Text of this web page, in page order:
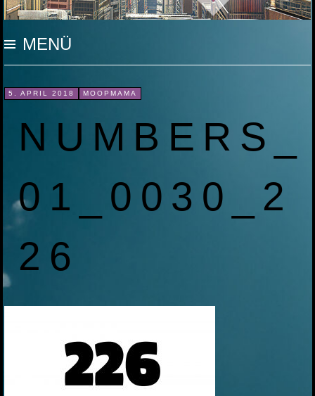
MENÜ
INHALT
SPRINGEN
5. APRIL 2018 MOOPMAMA
NUMBERS_
01_0030_2
26